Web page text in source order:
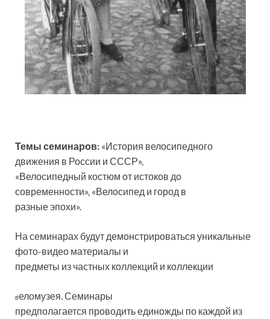
Темы семинаров: «История велосипедного
движения в России и СССР»,
«Велосипедный костюм от истоков до
современности», «Велосипед и город в
разные эпохи».
На семинарах будут демонстрироваться уникальные
фото-видео материалы и
предметы из частных коллекций и коллекции
веломузея. Семинары
предполагается проводить единожды по каждой из